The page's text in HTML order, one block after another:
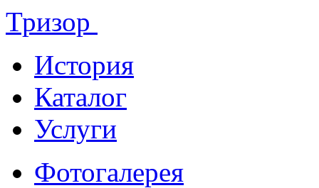
Тризор
История
Каталог
Услуги
Фотогалерея